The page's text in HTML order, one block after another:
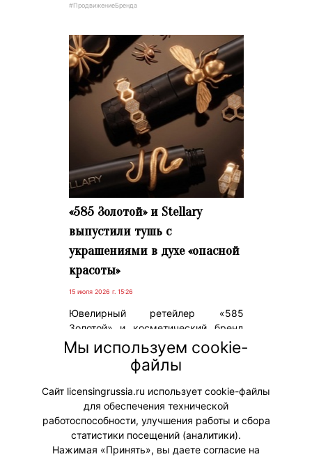
#ПродвижениеБренда
«585 Золотой» и Stellary
выпустили тушь с
украшениями в духе «опасной
красоты»
15 июля 2026 г. 15:26
Ювелирный ретейлер «585
Золотой» и косметический бренд
Stellary выпустили совместную
коллекцию украшений и косметики.
Компании объединились вокруг
темы «опасной красоты».
#ПродвижениеБренда #Коллаборации
Мы используем cookie-
файлы
Сайт licensingrussia.ru использует cookie-файлы
для обеспечения технической
работоспособности, улучшения работы и сбора
статистики посещений (аналитики).
Нажимая «Принять», вы даете согласие на